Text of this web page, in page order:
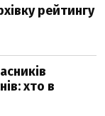
рейтингу
хто в